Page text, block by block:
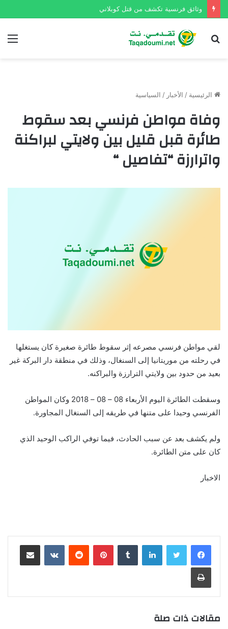
وثائق فرنسية تكشف من قتل كوبلاني
بحث
الرئيسية / الأخبار / السياسية
وفاة مواطن فرنسي بعد سقوط
طائرة قبل قليل بين ولايتي لبراكنة
واترارزة “تفاصيل “
لقي مواطن فرنسي مصرعه إثر سقوط طائرة صغيرة كان يستغلها
في رحلته من موريتانيا إلى السنغال، وذلك في منطقة دار البركة غير
بعيد من حدود بين ولايتي الترارزة والبراكنه.
وسقطت الطائرة اليوم الأربعاء 08 – 08 – 2018 وكان المواطن
الفرنسي وحيدا على متنها في طريقه إلى السنغال المجاورة.
ولم يكشف بعد عن سبب الحادث، فيما توفي الراكب الوحيد الذي
كان على متن الطائرة.
الاخبار
لينكدإن بينتيريست مشاركة عبر البريد
طباعة
مقالات ذات صلة